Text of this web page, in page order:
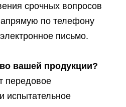
срочных вопросов
по телефону
письмо.
вашей продукции?
передовое
испытательное